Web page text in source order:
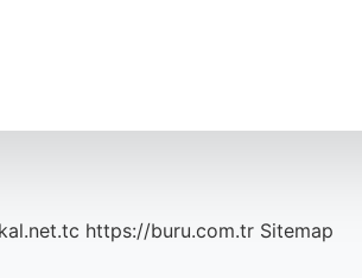
https://buru.com.tr Sitemap